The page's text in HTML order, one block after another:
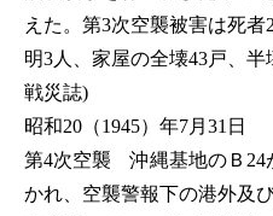
えた。第3次空襲被害は死
明3人、家屋の全壊43戸、
戦災誌)
昭和20（1945）年7月31日
第4次空襲 沖縄基地のＢ24
かれ、空襲警報下の港外及